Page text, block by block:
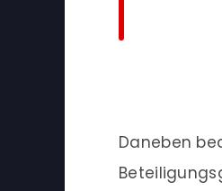
Daneben